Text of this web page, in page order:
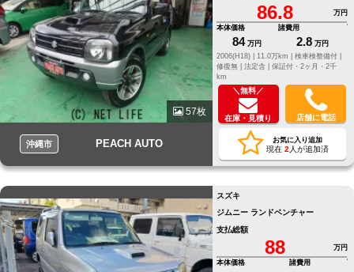
57枚
沖縄市 PEACH AUTO
86.8
万円
本体価格
84 万円
諸費用
2.8 万円
2006(H18) |
11.0万km |
検車検整備付 |
修復無 | 法定含 | 保証付・2ヶ月・2千
km
＼無料／
在庫・見積り 店舗に電話
お気に入り追加
現在 2 人が追加済
スズキ
ジムニー ランドベンチャー
支払総額
88
万円
本体価格
諸費用